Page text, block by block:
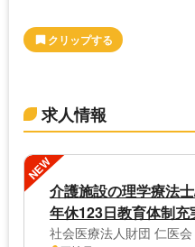
求人情報
NEW
介護施設の理学療法
年休123日教育体制充
社会医療法人財団 仁医会